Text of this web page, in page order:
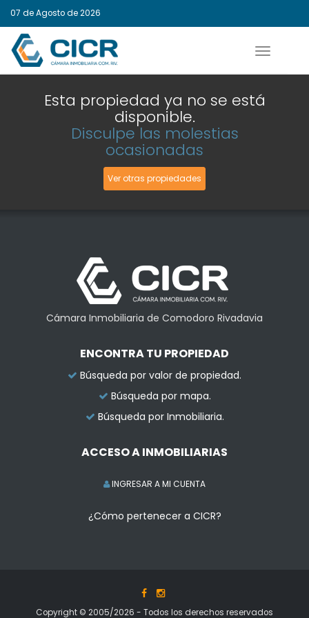
07 de Agosto de 2026
Activar
Esta propiedad ya no se está
disponible.
Disculpe las molestias
ocasionadas
Ver otras propiedades
Cámara Inmobiliaria de Comodoro Rivadavia
ENCONTRA TU PROPIEDAD
Búsqueda por valor de propiedad.
Búsqueda por mapa.
Búsqueda por Inmobiliaria.
ACCESO A INMOBILIARIAS
INGRESAR A MI CUENTA
¿Cómo pertenecer a CICR?
Copyright © 2005/2026 - Todos los derechos reservados